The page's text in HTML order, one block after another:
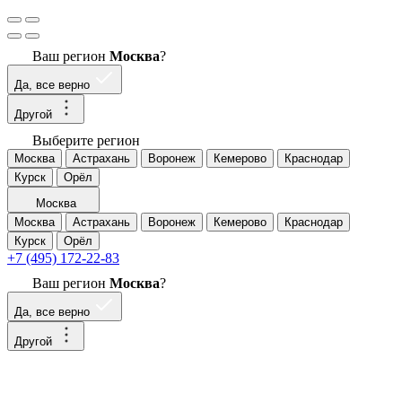
Ваш регион Москва?
Да, все верно
Другой
Выберите регион
Москва Астрахань Воронеж Кемерово
Краснодар
Курск
Орёл
Москва
Москва
Астрахань Воронеж Кемерово
Краснодар
Курск
Орёл
+7 (495) 172-22-83
Ваш регион Москва?
Да, все верно
Другой